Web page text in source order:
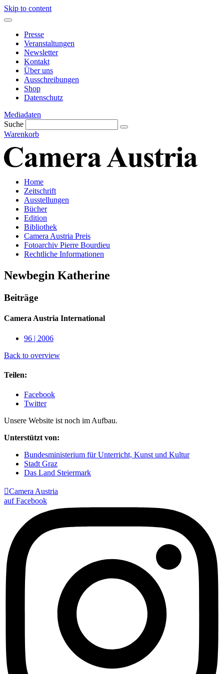
Skip to content
Presse
Veranstaltungen
Newsletter
Kontakt
Über uns
Ausschreibungen
Shop
Datenschutz
Mediadaten
Suche
Warenkorb
Home
Zeitschrift
Ausstellungen
Bücher
Edition
Bibliothek
Camera Austria Preis
Fotoarchiv Pierre Bourdieu
Rechtliche Informationen
Newbegin Katherine
Beiträge
Camera Austria International
96 | 2006
Back to overview
Teilen:
Facebook
Twitter
Unsere Website ist noch im Aufbau.
Unterstützt von:
Bundesministerium für Unterricht, Kunst und Kultur
Stadt Graz
Das Land Steiermark
Camera Austria
auf Facebook